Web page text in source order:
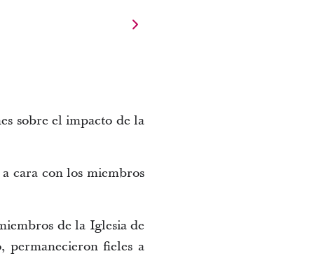
sobre el impacto de la
cara con los miembros
de la Iglesia de
permanecieron fieles a